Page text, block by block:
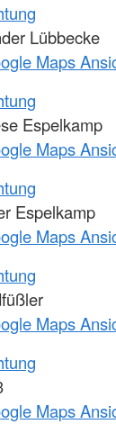
Lübbecke
Maps
Espelkamp
Maps
Espelkamp
Maps
Maps
Maps